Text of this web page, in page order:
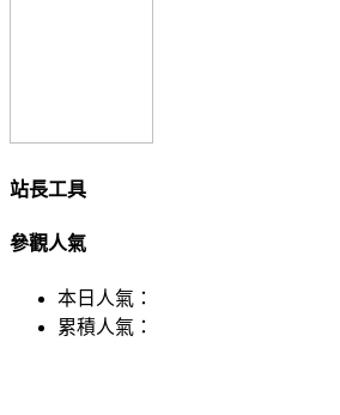
站長工具
參觀人氣
本日人氣：
累積人氣：